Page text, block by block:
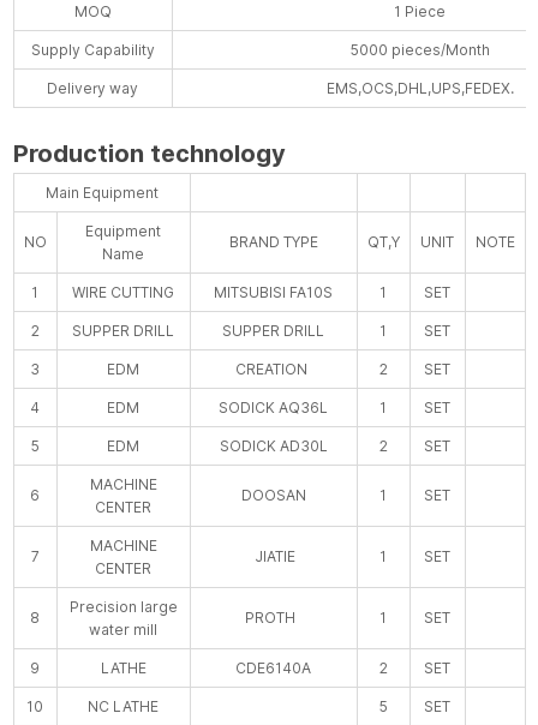
MOQ 1 Piece
Supply Capability 5000 pieces/Month
Delivery way EMS,OCS,DHL,UPS,FEDEX.
Production technology
Main Equipment
NO
Equipment
Name
BRAND TYPE QT,Y UNIT NOTE
1 WIRE CUTTING MITSUBISI FA10S 1 SET
2 SUPPER DRILL SUPPER DRILL 1 SET
3 EDM CREATION 2 SET
4 EDM SODICK AQ36L 1 SET
5 EDM SODICK AD30L 2 SET
6
MACHINE
CENTER
DOOSAN 1 SET
7
MACHINE
CENTER
JIATIE 1 SET
8
Precision large
water mill
PROTH 1 SET
9 LATHE CDE6140A 2 SET
10 NC LATHE 5 SET